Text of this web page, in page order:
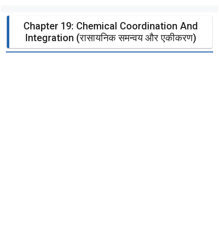
Chapter 19: Chemical Coordination And
Integration (रासायनिक समन्वय और एकीकरण)